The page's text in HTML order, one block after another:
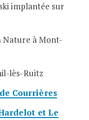
implantée sur
Nature à Mont-
lès-Ruitz
Courrières
et Le